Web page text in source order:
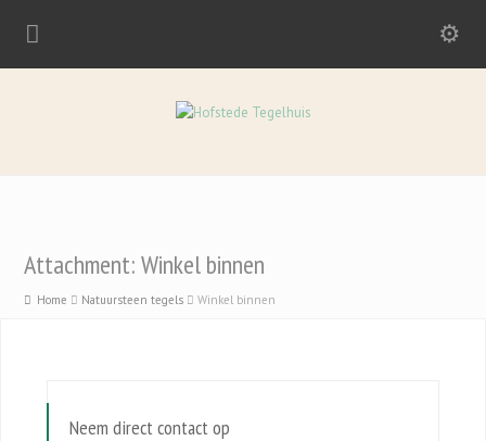
Attachment: Winkel binnen
Home Natuursteen tegels Winkel binnen
Neem direct contact op